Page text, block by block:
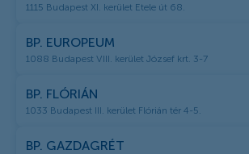
1115 Budapest XI. kerület Etele út 68.
BP. EUROPEUM
1088 Budapest VIII. kerület József krt. 3-7
BP. FLÓRIÁN
1033 Budapest III. kerület Flórián tér 4-5.
BP. GAZDAGRÉT